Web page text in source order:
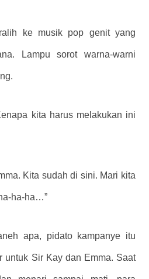
ke musik pop genit yang
Lampu sorot warna-warni
kita harus melakukan ini
Kita sudah di sini. Mari kita
ha-ha…”
apa, pidato kampanye itu
untuk Sir Kay dan Emma. Saat